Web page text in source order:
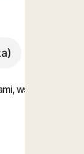
wspólną łazienką i